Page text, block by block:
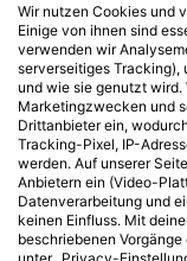
Wir nutzen Cookies und
Einige von ihnen sind
verwenden wir
serverseitiges Tracking),
und wie sie genutzt
Marketingzwecken und
Drittanbieter ein,
Tracking-Pixel, IP-
werden. Auf unserer
Anbietern ein (Video-
Datenverarbeitung und
keinen Einfluss. Mit
beschriebenen
unter „Privacy-